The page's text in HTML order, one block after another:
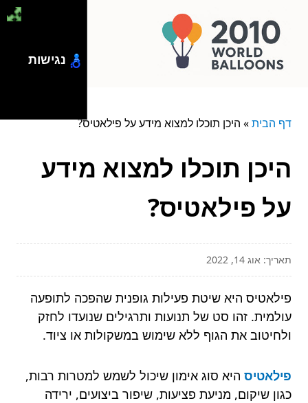
דף הבית» היכן תוכלו למצוא מידע על פילאטיס?
היכן תוכלו למצוא מידע
על פילאטיס?
תאריך: אוג 14, 2022
פילאטיס היא שיטת פעילות גופנית שהפכה לתופעה
עולמית. זהו סט של תנועות ותרגילים שנועדו לחזק
ולחיטוב את הגוף ללא שימוש במשקולות או ציוד.
פילאטיס היא סוג אימון שיכול לשמש למטרות רבות,
כגון שיקום, מניעת פציעות, שיפור ביצועים, ירידה
נגישות